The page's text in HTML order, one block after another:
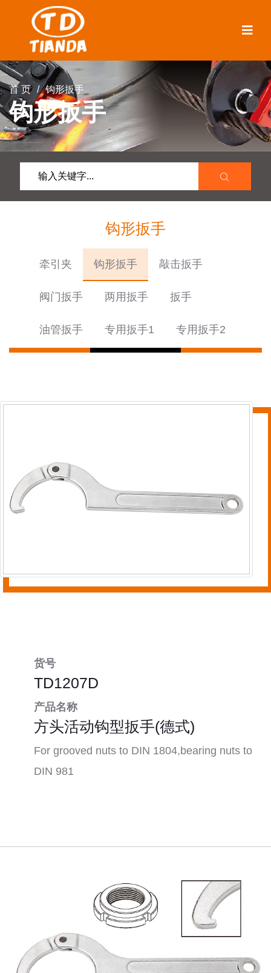
首 页 / 钩形扳手
钩形扳手
入
钩形扳手
牵引夹 钩形扳手 敲击扳手
阀门扳手 两用扳手 扳手
油管扳手 专用扳手1 专用扳手2
货号
TD1207D
产品名称
方头活动钩型扳手(德式)
For grooved nuts to DIN 1804,bearing nuts to
DIN 981